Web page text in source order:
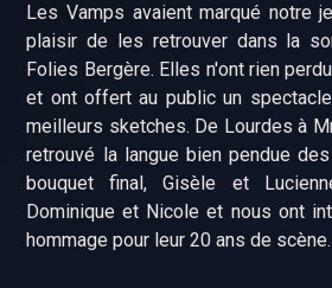
Les Vamps avaient marqué notre
plaisir de les retrouver dans la
Folies Bergère. Elles n'ont rien
et ont offert au public un
meilleurs sketches. De Lourdes à
retrouvé la langue bien pendue
bouquet final, Gisèle et
Dominique et Nicole et nous ont
hommage pour leur 20 ans de scène.